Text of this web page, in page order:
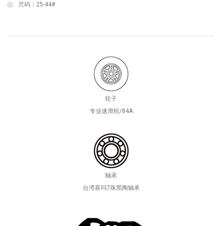
尺码：25-44#
轮子
专业速滑轮/84A
轴承
台湾喜玛7珠黑陶轴承